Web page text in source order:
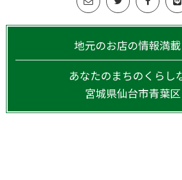
地元のお店の情報満載
あなたのまちのくらし
宮城県仙台市青葉区